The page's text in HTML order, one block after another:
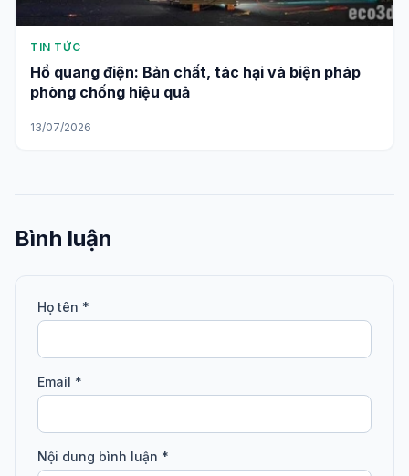
TIN TỨC
Hồ quang điện: Bản chất, tác hại và biện pháp
phòng chống hiệu quả
13/07/2026
Bình luận
Họ tên *
Email *
Nội dung bình luận *